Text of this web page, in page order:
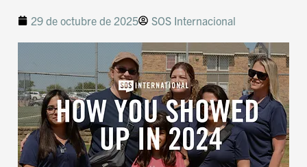
29 de octubre de 2025 SOS Internacional